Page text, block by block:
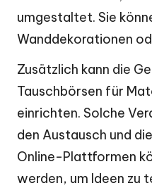
umgestaltet. Sie
Wanddekorationen
Zusätzlich kann die
Tauschbörsen für
einrichten. Solche
den Austausch und
Online-Plattformen
werden, um Ideen zu